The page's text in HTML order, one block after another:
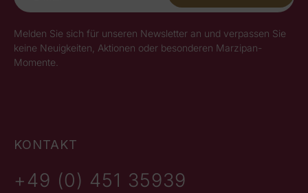
Melden Sie sich für unseren Newsletter an und verpassen Sie
keine Neuigkeiten, Aktionen oder besonderen Marzipan-
Momente.
KONTAKT
+49 (0) 451 35939